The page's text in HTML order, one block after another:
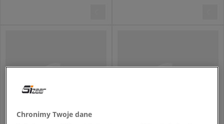
Chronimy Twoje dane